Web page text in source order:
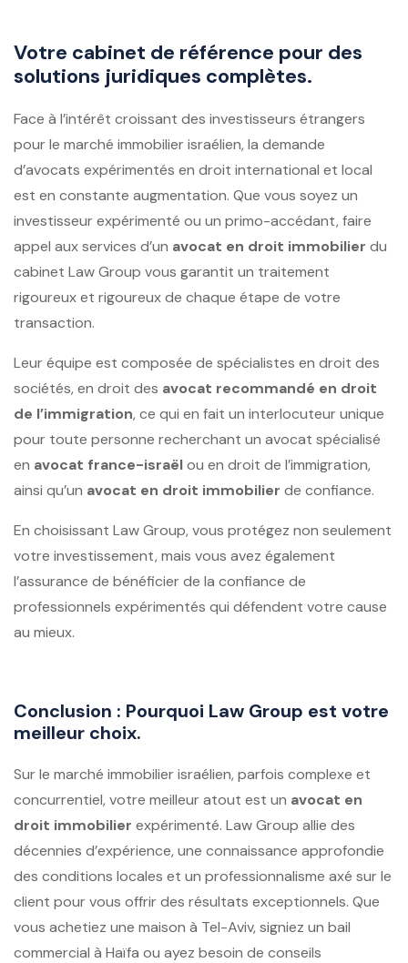
Votre cabinet de référence pour des
solutions juridiques complètes.
Face à l’intérêt croissant des investisseurs étrangers
pour le marché immobilier israélien, la demande
d’avocats expérimentés en droit international et local
est en constante augmentation. Que vous soyez un
investisseur expérimenté ou un primo-accédant, faire
appel aux services d’un avocat en droit immobilier du
cabinet Law Group vous garantit un traitement
rigoureux et rigoureux de chaque étape de votre
transaction.
Leur équipe est composée de spécialistes en droit des
sociétés, en droit des avocat recommandé en droit
de l’immigration, ce qui en fait un interlocuteur unique
pour toute personne recherchant un avocat spécialisé
en avocat france-israëlou en droit de l’immigration,
ainsi qu’un avocat en droit immobilier de confiance.
En choisissant Law Group, vous protégez non seulement
votre investissement, mais vous avez également
l’assurance de bénéficier de la confiance de
professionnels expérimentés qui défendent votre cause
au mieux.
Conclusion : Pourquoi Law Group est votre
meilleur choix.
Sur le marché immobilier israélien, parfois complexe et
concurrentiel, votre meilleur atout est un avocat en
droit immobilier expérimenté. Law Group allie des
décennies d’expérience, une connaissance approfondie
des conditions locales et un professionnalisme axé sur le
client pour vous offrir des résultats exceptionnels. Que
vous achetiez une maison à Tel-Aviv, signiez un bail
commercial à Haïfa ou ayez besoin de conseils